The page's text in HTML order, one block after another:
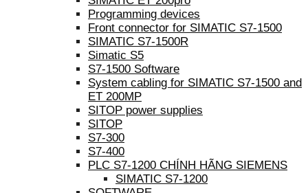
Programming devices
Front connector for SIMATIC S7-1500
SIMATIC S7-1500R
Simatic S5
S7-1500 Software
System cabling for SIMATIC S7-1500 and
ET 200MP
SITOP power supplies
SITOP
S7-300
S7-400
PLC S7-1200 CHÍNH HÃNG SIEMENS
SIMATIC S7-1200